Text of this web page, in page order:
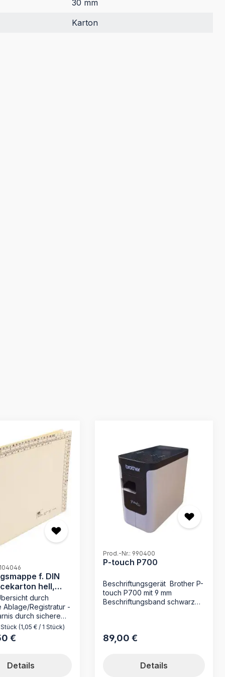
30 mm
Karton
f. DIN
hell,
durch
Ablage/Registratur -
durch sichere
- ohne
wie bei hängender
- Made in Germany
ist die ideale
die effiziente
(1,05 € / 1 Stück)
€
Details
Prod.-Nr.: 990400
P-touch P700
Beschriftungsgerät Brother P-
touch P700 mit 9 mm
Beschriftungsband schwarz
Netzadapter, CD-ROM
Schnellstart-Anleitung
Regulärer Preis:
89,00 €
Details